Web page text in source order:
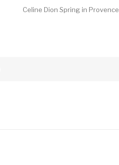
Celine Dion Spring in Provence